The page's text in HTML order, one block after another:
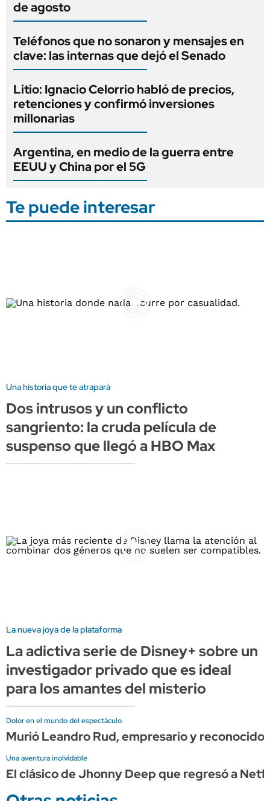
de agosto
Teléfonos que no sonaron y mensajes en
clave: las internas que dejó el Senado
Litio: Ignacio Celorrio habló de precios,
retenciones y confirmó inversiones
millonarias
Argentina, en medio de la guerra entre
EEUU y China por el 5G
Te puede interesar
Una historia que te atrapará
Dos intrusos y un conflicto
sangriento: la cruda película de
suspenso que llegó a HBO Max
La nueva joya de la plataforma
La adictiva serie de Disney+ sobre un
investigador privado que es ideal
para los amantes del misterio
Dolor en el mundo del espectáculo
Murió Leandro Rud, empresario y
Una aventura inolvidable
El clásico de Jhonny Deep que regresó a